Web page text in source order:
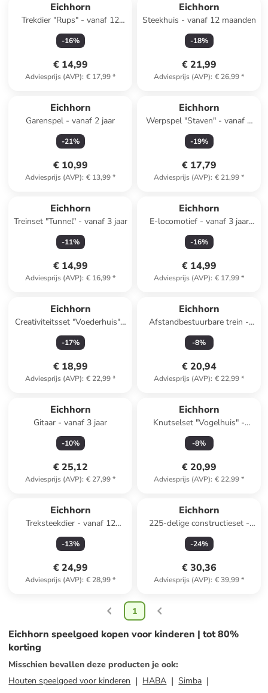
Eichhorn
Trekdier "Rups" - vanaf 12
maanden
-16%
€ 14,99
Adviesprijs (AVP): € 17,99*
Eichhorn
Steekhuis - vanaf 12 maanden
-18%
€ 21,99
Adviesprijs (AVP): € 26,99*
Eichhorn
Garenspel - vanaf 2 jaar
-21%
€ 10,99
Adviesprijs (AVP): € 13,99*
Eichhorn
Werpspel "Staven" - vanaf 3
jaar
-19%
€ 17,79
Adviesprijs (AVP): € 21,99*
Eichhorn
Treinset "Tunnel" - vanaf 3 jaar
-11%
€ 14,99
Adviesprijs (AVP): € 16,99*
Eichhorn
E-locomotief - vanaf 3 jaar
(verrassingsproduct)
-16%
€ 14,99
Adviesprijs (AVP): € 17,99*
Eichhorn
Creativiteitsset "Voederhuis" -
vanaf 6 jaar
-17%
€ 18,99
Adviesprijs (AVP): € 22,99*
Eichhorn
Afstandbestuurbare trein -
vanaf 3 jaar
-8%
€ 20,94
Adviesprijs (AVP): € 22,99*
Eichhorn
Gitaar - vanaf 3 jaar
-10%
€ 25,12
Adviesprijs (AVP): € 27,99*
Eichhorn
Knutselset "Vogelhuis" -
vanaf 6 jaar
-8%
€ 20,99
Adviesprijs (AVP): € 22,99*
Eichhorn
Treksteekdier - vanaf 12
maanden
-13%
€ 24,99
Adviesprijs (AVP): € 28,99*
Eichhorn
225-delige constructieset -
vanaf 6 jaar
-24%
€ 30,36
Adviesprijs (AVP): € 39,99*
1
Eichhorn speelgoed kopen voor kinderen | tot 80%
korting
Misschien bevallen deze producten je ook:
Houten speelgoed voor kinderen
HABA
Simba